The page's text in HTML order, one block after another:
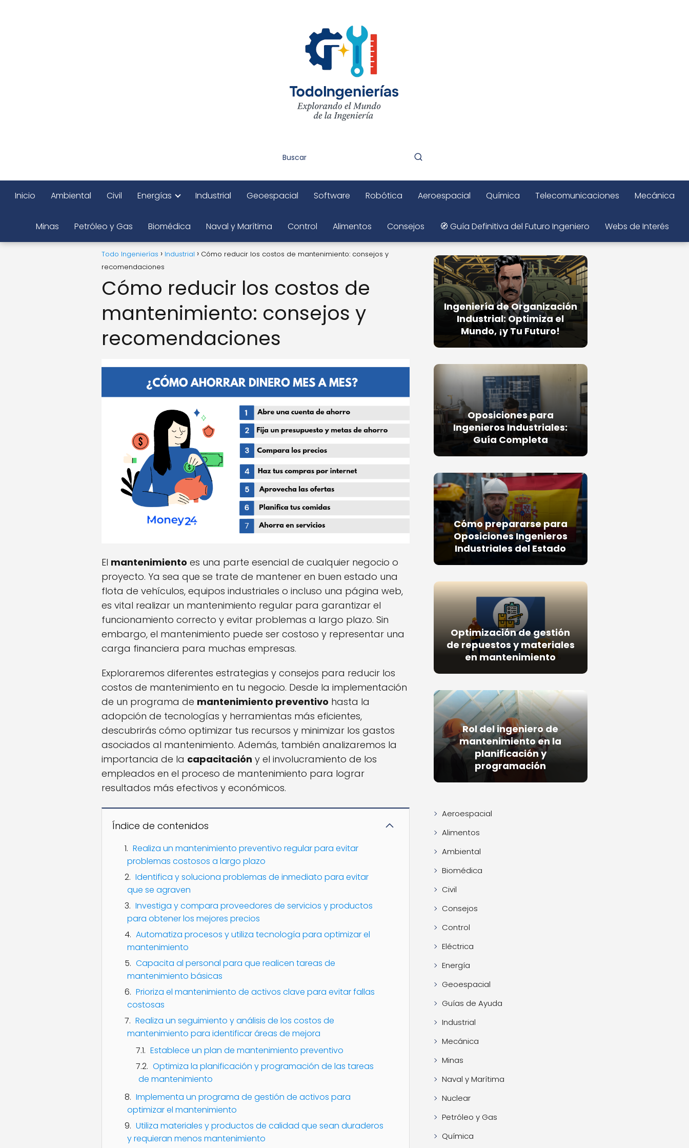
Inicio Ambiental Civil Energías Industrial Geoespacial Software Robótica Aeroespacial Química Telecomunicaciones Mecánica
Minas Petróleo y Gas Biomédica Naval y Marítima Control Alimentos Consejos 🧭 Guía Definitiva del Futuro Ingeniero Webs de Interés
Todo Ingenierías Industrial
Cómo reducir los costos de mantenimiento: consejos y
recomendaciones
Cómo reducir los costos de
mantenimiento: consejos y
recomendaciones
El mantenimiento es una parte esencial de cualquier negocio o
proyecto. Ya sea que se trate de mantener en buen estado una
flota de vehículos, equipos industriales o incluso una página web,
es vital realizar un mantenimiento regular para garantizar el
funcionamiento correcto y evitar problemas a largo plazo. Sin
embargo, el mantenimiento puede ser costoso y representar una
carga financiera para muchas empresas.
Exploraremos diferentes estrategias y consejos para reducir los
costos de mantenimiento en tu negocio. Desde la implementación
de un programa de mantenimiento preventivo hasta la
adopción de tecnologías y herramientas más eficientes,
descubrirás cómo optimizar tus recursos y minimizar los gastos
asociados al mantenimiento. Además, también analizaremos la
importancia de la capacitación y el involucramiento de los
empleados en el proceso de mantenimiento para lograr
resultados más efectivos y económicos.
Índice de contenidos
Realiza un mantenimiento preventivo regular para evitar
problemas costosos a largo plazo
Identifica y soluciona problemas de inmediato para evitar
que se agraven
Investiga y compara proveedores de servicios y productos
para obtener los mejores precios
Automatiza procesos y utiliza tecnología para optimizar el
mantenimiento
Capacita al personal para que realicen tareas de
mantenimiento básicas
Prioriza el mantenimiento de activos clave para evitar fallas
costosas
Realiza un seguimiento y análisis de los costos de
mantenimiento para identificar áreas de mejora
Establece un plan de mantenimiento preventivo
Optimiza la planificación y programación de las tareas
de mantenimiento
Implementa un programa de gestión de activos para
optimizar el mantenimiento
Utiliza materiales y productos de calidad que sean duraderos
y requieran menos mantenimiento
Ingeniería de Organización
Industrial: Optimiza el
Mundo, ¡y Tu Futuro!
Oposiciones para
Ingenieros Industriales:
Guía Completa
Cómo prepararse para
Oposiciones Ingenieros
Industriales del Estado
Optimización de gestión
de repuestos y materiales
en mantenimiento
Rol del ingeniero de
mantenimiento en la
planificación y
programación
Aeroespacial
Alimentos
Ambiental
Biomédica
Civil
Consejos
Control
Eléctrica
Energía
Geoespacial
Guías de Ayuda
Industrial
Mecánica
Minas
Naval y Marítima
Nuclear
Petróleo y Gas
Química